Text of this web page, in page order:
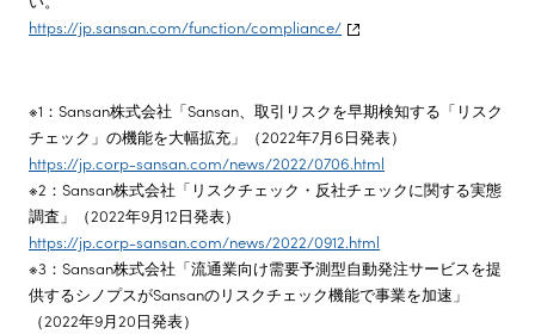
https://jp.sansan.com/function/compliance/
※1：Sansan株式会社「Sansan、取引リスクを早期検知する「リスク
チェック」の機能を大幅拡充」（2022年7月6日発表）
https://jp.corp-sansan.com/news/2022/0706.html
※2：Sansan株式会社「リスクチェック・反社チェックに関する実態
調査」（2022年9月12日発表）
https://jp.corp-sansan.com/news/2022/0912.html
※3：Sansan株式会社「流通業向け需要予測型自動発注サービスを提
供するシノプスがSansanのリスクチェック機能で事業を加速」
（2022年9月20日発表）